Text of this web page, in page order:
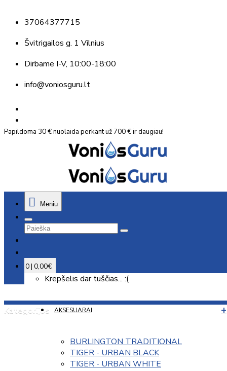
37064377715
Švitrigailos g. 1 Vilnius
Dirbame I-V, 10:00-18:00
info@voniosguru.lt
Papildoma 30 € nuolaida perkant už 700 € ir daugiau!
Meniu
0 | 0,00€
Krepšelis dar tuščias... :(
Kategorijos AKSESUARAI
BURLINGTON TRADITIONAL
TIGER - URBAN BLACK
TIGER - URBAN WHITE